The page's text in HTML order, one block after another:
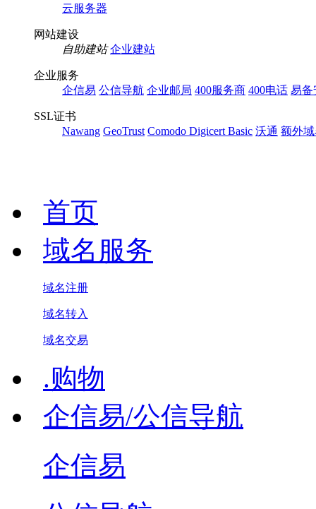
云服务器
网站建设
自助建站 企业建站
企业服务
企信易 公信导航 企业邮局 400服务商 400电话 易备
SSL证书
Nawang GeoTrust Comodo Digicert Basic 沃通 额外
首页
域名服务
域名注册
域名转入
域名交易
.购物
企信易/公信导航
企信易